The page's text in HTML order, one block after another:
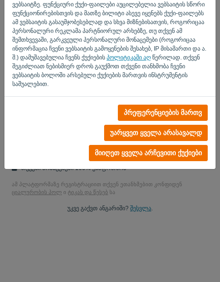
ვებსაიტზე. ფუნქციური ქუქი-ფაილები აუცილებელია ვებსაიტის სწორი
ფუნქციონირებისთვის და მათზე ბილიტი ასევე იყენებს ქუქი-ფაილებს
ამ ვებსაიტის გასაუმჯობესებლად და სხვა მიზნებისათვის, როგორიცაა
პერსონალური რეკლამა პარტნიორულ არხებზე, თუ თქვენ ამ
შემთხვევაში, გარკვეული პერსონალური მონაცემები (როგორიცაა
ინფორმაცია ჩვენი ვებსაიტის გამოყენების შესახებ, IP მისამართი და ა.
შ.) დამუშავებულია ჩვენს ქუქიების პოლიტიკაში აღ წერილად. თქვენ
შეგიძლიათ ნებისმიერ დროს გაუქმოთ თქვენი თანხმობა ჩვენი
ვებსაიტის ბოლოში არსებული ქუქიების მართვის ინსტრუმენტის
საშუალებით.
პრეფერენციების მართვ
უარყვეთ ყველა არასავალდ
მიიღეთ ყველა არჩევითი ქუქიები
ქვეყანა
დიახ, შეგეძლებათ შეისწავლოთ ჩემი პროდუქციის
შეტყობინებები..
დიახ, შეგიძლიათ გამიგზავნოთ მარკეტინგული განახლებ.
დაიწყეთ უფასო საცდელი
სტრიქციები არ მიმაგრებულია! 100% ვალდებულებისგან
თქვენი მონაცემები 100% უსაფრთხოა
ამ პლატფორმაზე რეგისტრაციით თქვენ ეთანხმებით კონფიდენ
ციალურობის პოლ ი ტიკას და წესებ სა
უკვე გაქვთ ანგარიში? შესვლა.